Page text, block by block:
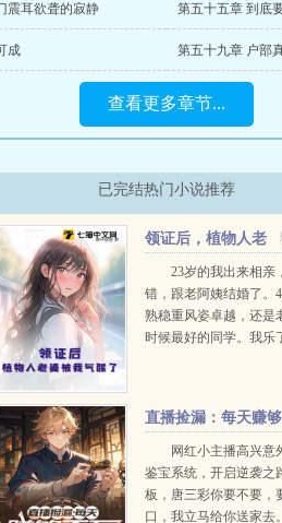
震耳欲聋的寂静 第五十五章 到底
成 第五十九章 户部
查看更多章节...
已完结热门小说推荐
领证后，植物人老
婆被我气醒了
23岁的我出来相亲
错，跟老阿姨结婚了。
熟稳重风姿卓越，还是
时候最好的同学。我乐
直播捡漏：每天赚
万就收手
网红小主播高兴意
鉴宝系统，开启逆袭之
板，唐三彩你要不要，
口，我立马给你送家去